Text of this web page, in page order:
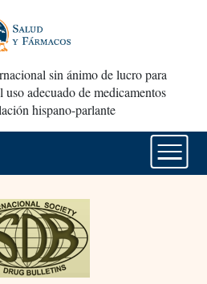
sin ánimo de lucro para
uso adecuado de medicamentos
hispano-parlante